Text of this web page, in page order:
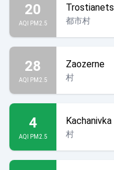
20
AQI PM2.5
Trostianets
都市村
28
AQI PM2.5
Zaozerne
村
4
AQI PM2.5
Kachanivka
村